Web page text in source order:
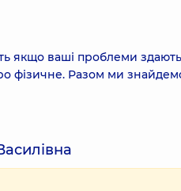
якщо ваші проблеми
фізичне. Разом ми